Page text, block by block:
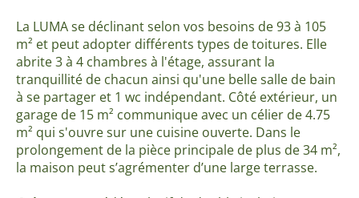
La LUMA se déclinant selon vos besoins de 93 à 105
m² et peut adopter différents types de toitures. Elle
abrite 3 à 4 chambres à l'étage, assurant la
tranquillité de chacun ainsi qu'une belle salle de bain
à se partager et 1 wc indépendant. Côté extérieur, un
garage de 15 m² communique avec un célier de 4.75
m² qui s'ouvre sur une cuisine ouverte. Dans le
prolongement de la pièce principale de plus de 34 m²,
la maison peut s’agrémenter d’une large terrasse.